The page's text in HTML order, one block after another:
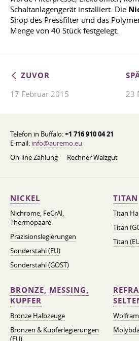
Schaltanlagengerät installiert. Die
Shop des Pressfilter und das
Menge von 40 Stück festgelegt.
ZUVOR
17 Februar 2015 23
Telefon in Buffalo:+1 716 910 04 21
E-mail: info@auremo.eu
On-line Zahlung
Rechner Walzgut
NICKEL
Nichrome, FeСrAl, ​​
Thermopaare
Präzisionslegierungen
Sonderstahl (EU)
Sonderstahl (GOST)
TITAN
Titan
Titan
Titan
BRONZE, MESSING,
KUPFER
Bronze Halbzeuge
Bronzen & Kupferlegierungen
(EU)
Wolfram